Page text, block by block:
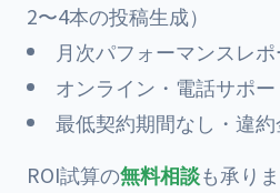
2〜4本の投稿生成）
月次パフォーマンスレポ
オンライン・電話サポー
最低契約期間なし・違約
ROI試算の無料相談も承り